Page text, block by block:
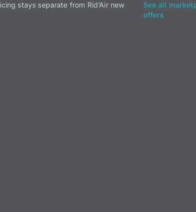
stays separate from Rid’Air new
See all
offers